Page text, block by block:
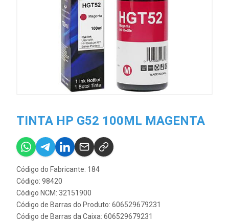
TINTA HP G52 100ML MAGENTA
Código do Fabricante: 184
Código: 98420
Código NCM: 32151900
Código de Barras do Produto: 606529679231
Código de Barras da Caixa: 606529679231